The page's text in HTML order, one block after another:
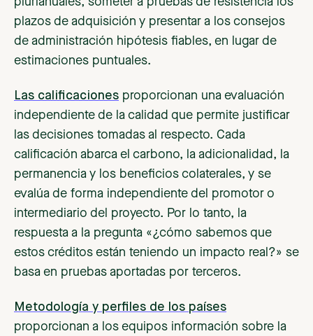
plazos de adquisición y presentar a los consejos
de administración hipótesis fiables, en lugar de
estimaciones puntuales.
Las calificaciones proporcionan una evaluación
independiente de la calidad que permite justificar
las decisiones tomadas al respecto. Cada
calificación abarca el carbono, la adicionalidad, la
permanencia y los beneficios colaterales, y se
evalúa de forma independiente del promotor o
intermediario del proyecto. Por lo tanto, la
respuesta a la pregunta «¿cómo sabemos que
estos créditos están teniendo un impacto real?» se
basa en pruebas aportadas por terceros.
Metodología y perfiles de los países
proporcionan a los equipos información sobre la